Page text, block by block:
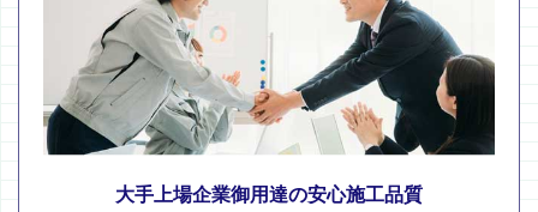
大手上場企業御用達の安心施工品質